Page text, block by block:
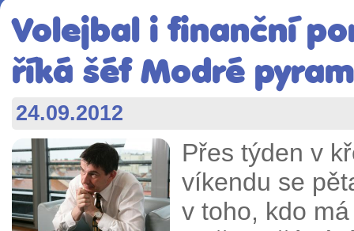
Volejbal i finanční
říká šéf Modré
24.09.2012
Přes týden v
víkendu se
v toho, kdo